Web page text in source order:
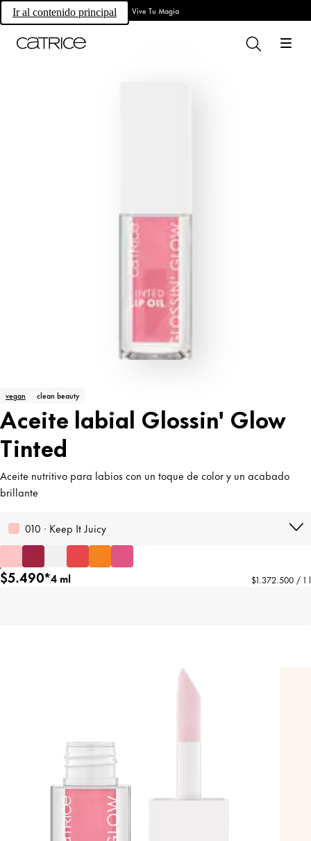
Ir al contenido principal Vive Tu Magia
vegan clean beauty
Aceite labial Glossin' Glow
Tinted
Aceite nutritivo para labios con un toque de color y un acabado
brillante
010 · Keep It Juicy
$5.490*4 ml $1.372.500 / 1 l